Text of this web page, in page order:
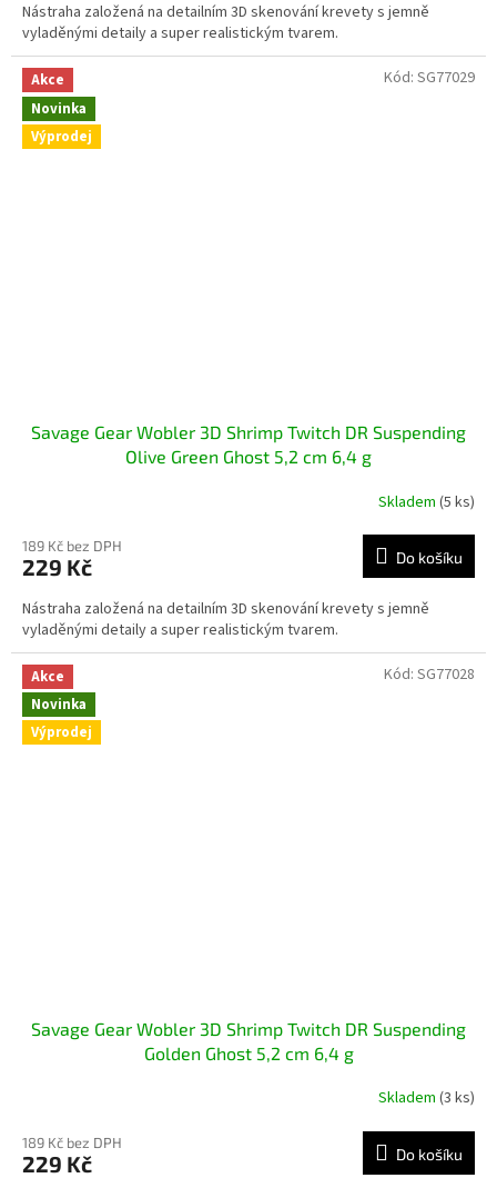
Nástraha založená na detailním 3D skenování krevety s jemně
vyladěnými detaily a super realistickým tvarem.
Akce
Novinka
Výprodej
Savage Gear Wobler 3D Shrimp Twitch DR Suspending
Olive Green Ghost 5,2 cm 6,4 g
Skladem (5 ks)
189 Kč bez DPH
229 Kč Do košíku
Nástraha založená na detailním 3D skenování krevety s jemně
vyladěnými detaily a super realistickým tvarem.
Kód: SG77029
Akce
Novinka
Výprodej
Savage Gear Wobler 3D Shrimp Twitch DR Suspending
Golden Ghost 5,2 cm 6,4 g
Skladem (3 ks)
189 Kč bez DPH
229 Kč Do košíku
Kód: SG77028